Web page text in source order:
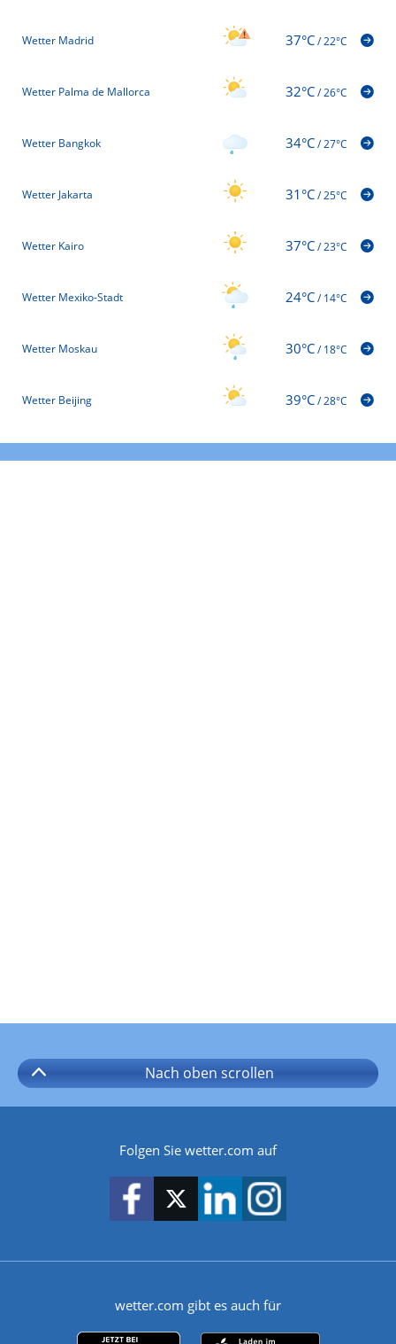
Wetter Madrid 37°C/22°C
Wetter Palma de Mallorca 32°C/26°C
Wetter Bangkok 34°C/27°C
Wetter Jakarta 31°C/25°C
Wetter Kairo 37°C/23°C
Wetter Mexiko-Stadt 24°C/14°C
Wetter Moskau 30°C/18°C
Wetter Beijing 39°C/28°C
Nach oben scrollen
Folgen Sie wetter.com auf
wetter.com gibt es auch für